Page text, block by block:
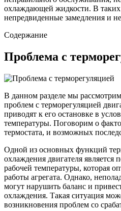
охлаждающей жидкости. В
непредвиденные замедления и
Содержание
Проблема с
В данном разделе мы
проблем с терморегуляцией
приводят к его остановке в
температуры. Поговорим о
термостата, и возможных
Одной из основных функций
охлаждения двигателя является
рабочей температуры, которая
работы агрегата. Однако,
могут нарушить баланс и
охлаждения. Такая ситуация
возникновения проблем со